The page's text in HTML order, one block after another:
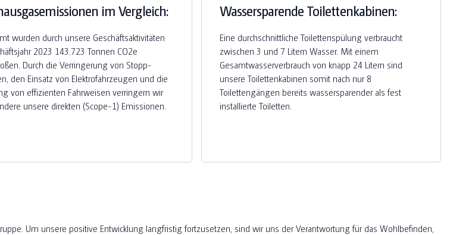
im Vergleich:
wurden durch unsere Geschäftsaktivitäten
2023 143.723 Tonnen CO2e
Durch die Verringerung von Stopp-
den Einsatz von Elektrofahrzeugen und die
von effizienten Fahrweisen verringern wir
unsere direkten (Scope-1) Emissionen.
Wassersparende Toilettenkabinen:
Eine durchschnittliche Toilettenspülung verbraucht
zwischen 3 und 7 Litern Wasser. Mit einem
Gesamtwasserverbrauch von knapp 24 Litern sind
unsere Toilettenkabinen somit nach nur 8
Toilettengängen bereits wassersparender als fest
installierte Toiletten.
Um unsere positive Entwicklung langfristig fortzusetzen, sind wir uns der Verantwortung für das Wohlbefinden,